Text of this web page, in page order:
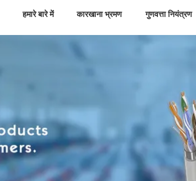
हमारे बारे में कारखाना भ्रमण गुणवत्ता नियंत्रण